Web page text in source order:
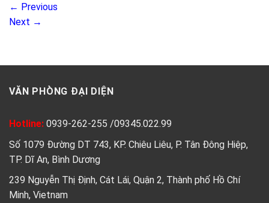
← Previous
Next →
VĂN PHÒNG ĐẠI DIỆN
Hotline: 0939-262-255 /09345.022.99
Số 1079 Đường DT 743, KP. Chiêu Liêu, P. Tân Đông Hiệp,
TP. Dĩ An, Bình Dương
239 Nguyễn Thị Định, Cát Lái, Quận 2, Thành phố Hồ Chí
Minh, Vietnam